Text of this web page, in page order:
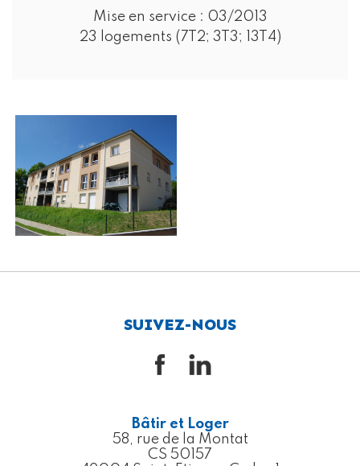
Mise en service : 03/2013
23 logements (7T2; 3T3; 13T4)
SUIVEZ-NOUS
Bâtir et Loger
58, rue de la Montat
CS 50157